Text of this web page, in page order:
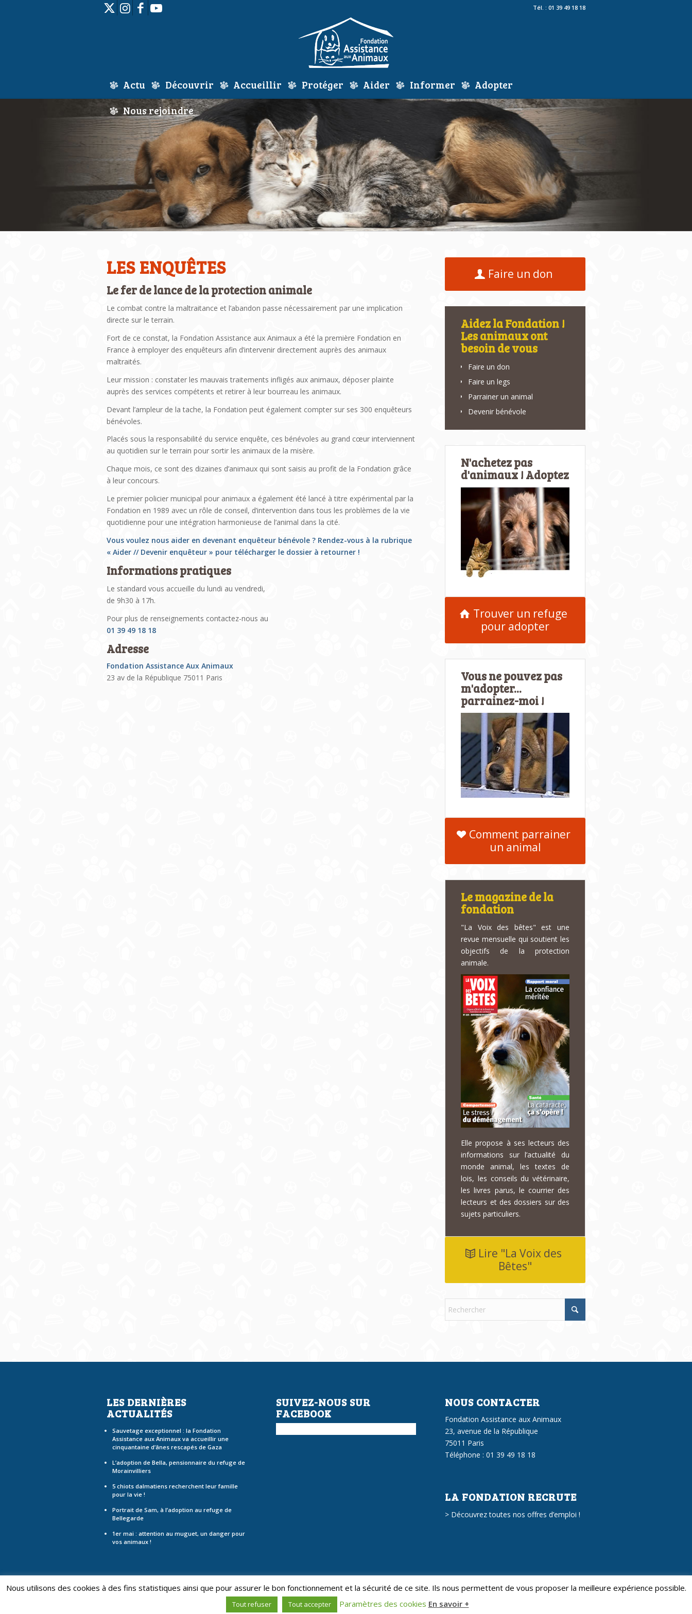
Tél. : 01 39 49 18 18
Actu Découvrir Accueillir Protéger Aider Informer
Adopter
Nous rejoindre
LES ENQUÊTES
Le fer de lance de la protection animale
Le combat contre la maltraitance et l’abandon passe nécessairement par une implication
directe sur le terrain.
Fort de ce constat, la Fondation Assistance aux Animaux a été la première Fondation en
France à employer des enquêteurs afin d’intervenir directement auprès des animaux
maltraités.
Leur mission : constater les mauvais traitements infligés aux animaux, déposer plainte
auprès des services compétents et retirer à leur bourreau les animaux.
Devant l’ampleur de la tache, la Fondation peut également compter sur ses 300 enquêteurs
bénévoles.
Placés sous la responsabilité du service enquête, ces bénévoles au grand cœur interviennent
au quotidien sur le terrain pour sortir les animaux de la misère.
Chaque mois, ce sont des dizaines d’animaux qui sont saisis au profit de la Fondation grâce
à leur concours.
Le premier policier municipal pour animaux a également été lancé à titre expérimental par la
Fondation en 1989 avec un rôle de conseil, d’intervention dans tous les problèmes de la vie
quotidienne pour une intégration harmonieuse de l’animal dans la cité.
Vous voulez nous aider en devenant enquêteur bénévole ? Rendez-vous à la rubrique
« Aider // Devenir enquêteur » pour télécharger le dossier à retourner !
Informations pratiques
Le standard vous accueille du lundi au vendredi,
de 9h30 à 17h.
Pour plus de renseignements contactez-nous au
01 39 49 18 18
Adresse
Fondation Assistance Aux Animaux
23 av de la République 75011 Paris
Faire un don
Aidez la Fondation !
Les animaux ont
besoin de vous
Faire un don
Faire un legs
Parrainer un animal
Devenir bénévole
N'achetez pas
d'animaux ! Adoptez
Trouver un refuge
pour adopter
Vous ne pouvez pas
m'adopter...
parrainez-moi !
Comment parrainer
un animal
Le magazine de la
fondation
"La Voix des bêtes" est une
revue mensuelle qui soutient les
objectifs de la protection
animale.
Elle propose à ses lecteurs des
informations sur l’actualité du
monde animal, les textes de
lois, les conseils du vétérinaire,
les livres parus, le courrier des
lecteurs et des dossiers sur des
sujets particuliers.
Lire "La Voix des
Bêtes"
LES DERNIÈRES
ACTUALITÉS
Sauvetage exceptionnel : la Fondation
Assistance aux Animaux va accueillir une
cinquantaine d’ânes rescapés de Gaza
L’adoption de Bella, pensionnaire du refuge de
Morainvilliers
5 chiots dalmatiens recherchent leur famille
pour la vie !
Portrait de Sam, à l’adoption au refuge de
Bellegarde
1er mai : attention au muguet, un danger pour
vos animaux !
SUIVEZ-NOUS SUR
FACEBOOK
NOUS CONTACTER
Fondation Assistance aux Animaux
23, avenue de la République
75011 Paris
Téléphone : 01 39 49 18 18
LA FONDATION RECRUTE
> Découvrez toutes nos offres d’emploi !
© Fondation Assistance aux Animaux - Tous droits réservés Accueil Actualités Charte sur les cookies
Nous utilisons des cookies à des fins statistiques ainsi que pour assurer le bon fonctionnement et la sécurité de ce site. Ils nous permettent de vous proposer la meilleure expérience possible.
Tout refuser Tout accepter Paramètres des cookies En savoir +